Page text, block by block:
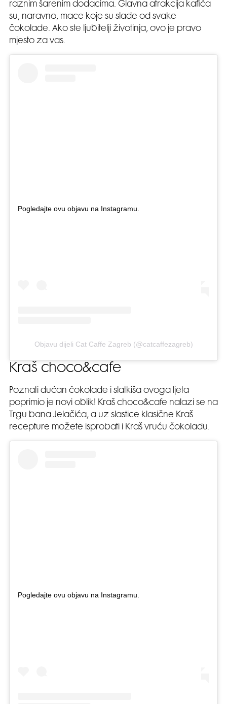
raznim šarenim dodacima. Glavna atrakcija kafića
su, naravno, mace koje su slađe od svake
čokolade. Ako ste ljubitelji životinja, ovo je pravo
mjesto za vas.
Pogledajte ovu objavu na Instagramu.
Objavu dijeli Cat Caffe Zagreb (@catcaffezagreb)
Kraš choco&cafe
Poznati dućan čokolade i slatkiša ovoga ljeta
poprimio je novi oblik! Kraš choco&cafe nalazi se na
Trgu bana Jelačića, a uz slastice klasične Kraš
recepture možete isprobati i Kraš vruću čokoladu.
Pogledajte ovu objavu na Instagramu.